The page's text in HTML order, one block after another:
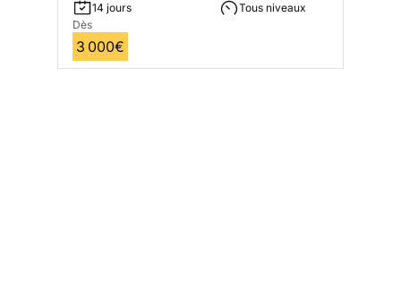
14 jours
Tous niveaux
Dès
3 000€